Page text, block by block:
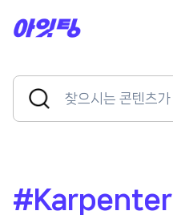
Search
Search
Button
#Karpenter